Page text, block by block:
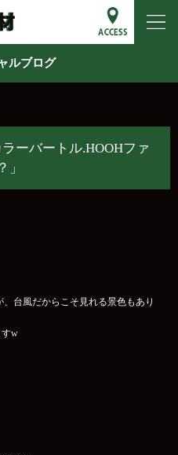
ルブログ
ーバートル.HOOHファ
」
台風だからこそ見れる景色もあり
すw